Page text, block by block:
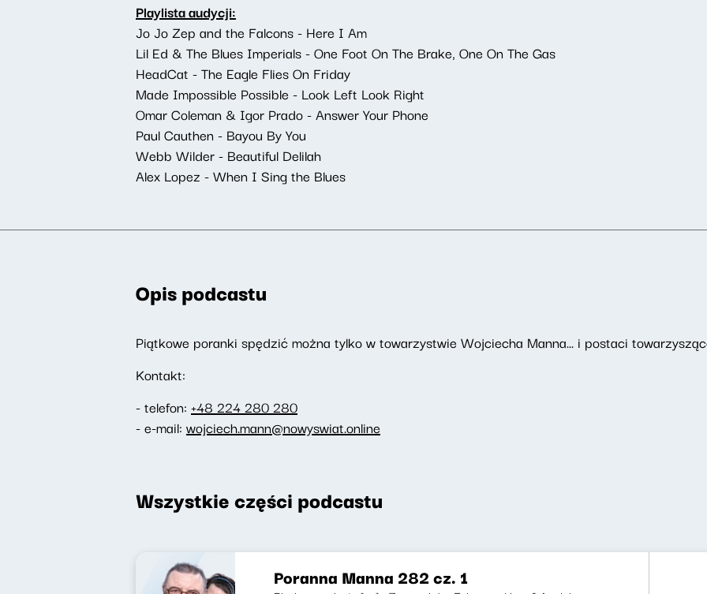
Playlista audycji:
Jo Jo Zep and the Falcons - Here I Am
Lil Ed & The Blues Imperials - One Foot On The Brake, One On The Gas
HeadCat - The Eagle Flies On Friday
Made Impossible Possible - Look Left Look Right
Omar Coleman & Igor Prado - Answer Your Phone
Paul Cauthen - Bayou By You
Webb Wilder - Beautiful Delilah
Alex Lopez - When I Sing the Blues
Opis podcastu
Piątkowe poranki spędzić można tylko w towarzystwie Wojciecha Manna... i postaci
Kontakt:
- telefon: +48 224 280 280
- e-mail: wojciech.mann@nowyswiat.online
Wszystkie części podcastu
Poranna Manna 282 cz. 1